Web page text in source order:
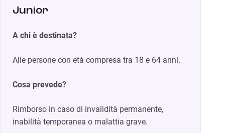
Junior
A chi è destinata?
Alle persone con età compresa tra 18 e 64 anni.
Cosa prevede?
Rimborso in caso di invalidità permanente,
inabilità temporanea o malattia grave.